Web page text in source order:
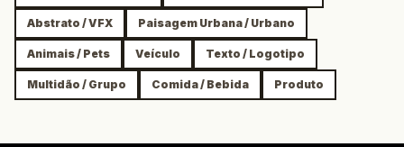
Abstrato / VFX Paisagem Urbana / Urbano
Animais / Pets Veículo Texto / Logotipo
Multidão / Grupo Comida / Bebida Produto